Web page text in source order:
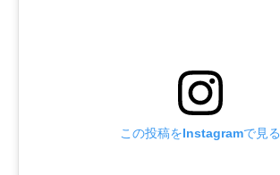
この投稿をInstagramで見る